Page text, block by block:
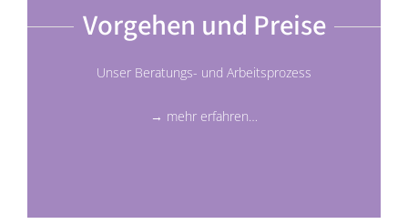
Vorgehen und Preise
Unser Beratungs- und Arbeitsprozess
→ mehr erfahren…